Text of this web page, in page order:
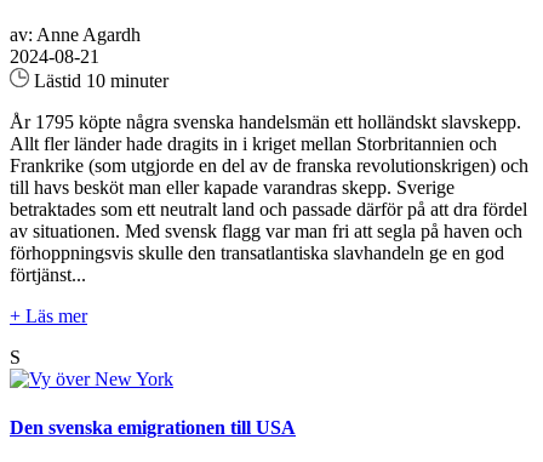
av: Anne Agardh
2024-08-21
Lästid 10 minuter
År 1795 köpte några svenska handelsmän ett holländskt slavskepp.
Allt fler länder hade dragits in i kriget mellan Storbritannien och
Frankrike (som utgjorde en del av de franska revolutionskrigen) och
till havs besköt man eller kapade varandras skepp. Sverige
betraktades som ett neutralt land och passade därför på att dra fördel
av situationen. Med svensk flagg var man fri att segla på haven och
förhoppningsvis skulle den transatlantiska slavhandeln ge en god
förtjänst...
+ Läs mer
S
Den svenska emigrationen till USA